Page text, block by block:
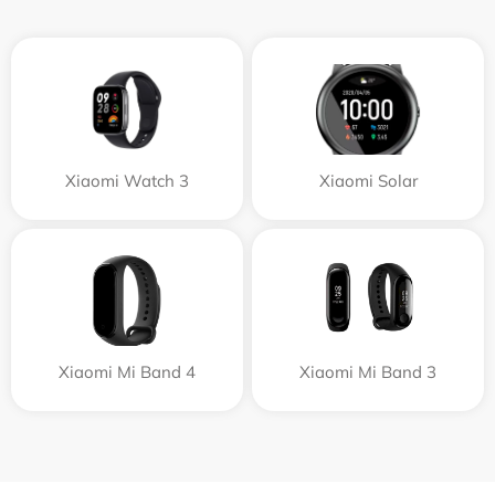
Xiaomi Watch 3 Xiaomi Solar
Xiaomi Mi Band 4 Xiaomi Mi Band 3